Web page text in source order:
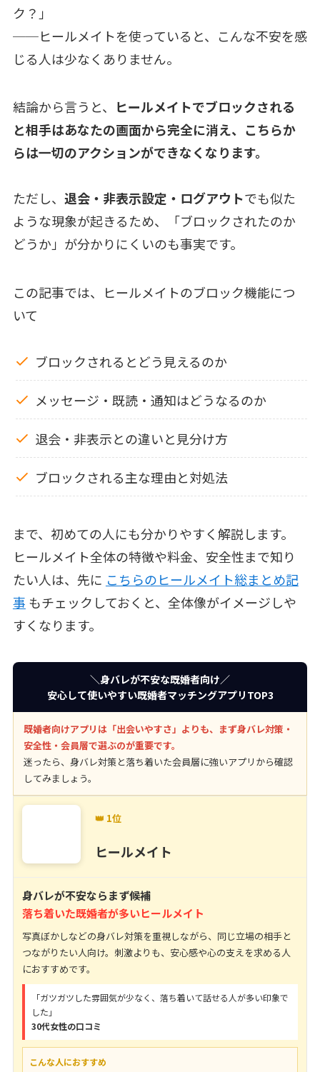
ク？」
──ヒールメイトを使っていると、こんな不安を感
じる人は少なくありません。
結論から言うと、 ヒールメイトでブロックされる
と相手はあなたの画面から完全に消え、こちらか
らは一切のアクションができなくなります。
ただし、 退会・非表示設定・ログアウトでも似た
ような現象が起きるため、「ブロックされたのか
どうか」が分かりにくいのも事実です。
この記事では、ヒールメイトのブロック機能につ
いて
ブロックされるとどう見えるのか
メッセージ・既読・通知はどうなるのか
退会・非表示との違いと見分け方
ブロックされる主な理由と対処法
まで、初めての人にも分かりやすく解説します。
ヒールメイト全体の特徴や料金、安全性まで知り
たい人は、先に こちらのヒールメイト総まとめ記
事 もチェックしておくと、全体像がイメージしや
すくなります。
＼身バレが不安な既婚者向け／
安心して使いやすい既婚者マッチングアプリTOP3
既婚者向けアプリは「出会いやすさ」よりも、まず身バレ対策・
安全性・会員層で選ぶのが重要です。
迷ったら、身バレ対策と落ち着いた会員層に強いアプリから確認
してみましょう。
👑 1位
ヒールメイト
身バレが不安ならまず候補
落ち着いた既婚者が多いヒールメイト
写真ぼかしなどの身バレ対策を重視しながら、同じ立場の相手と
つながりたい人向け。刺激よりも、安心感や心の支えを求める人
におすすめです。
「ガツガツした雰囲気が少なく、落ち着いて話せる人が多い印象で
した」
30代女性の口コミ
こんな人におすすめ